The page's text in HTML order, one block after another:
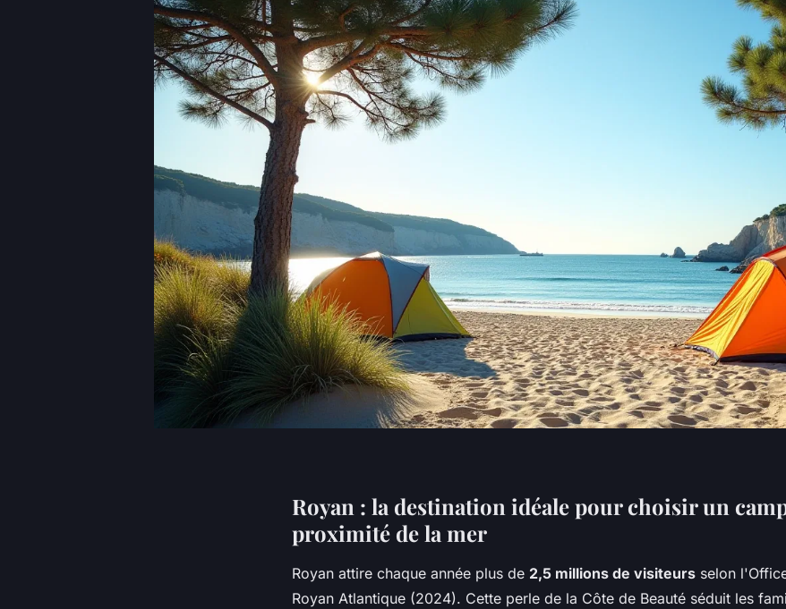
Royan : la destination idéale pour choisir un
proximité de la mer
Royan attire chaque année plus de 2,5 millions de visiteurs selon
Royan Atlantique (2024). Cette perle de la Côte de Beauté séduit les